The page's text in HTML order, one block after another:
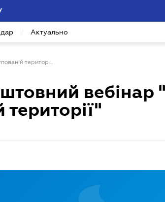
Актуально
Запрошуємо на безкоштовний вебінар "Захист активів на окупованій території"
вебінар
території"